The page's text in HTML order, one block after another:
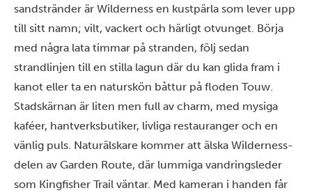
sandstränder är Wilderness en kustpärla som lever upp
till sitt namn; vilt, vackert och härligt otvunget. Börja
med några lata timmar på stranden, följ sedan
strandlinjen till en stilla lagun där du kan glida fram i
kanot eller ta en naturskön båttur på floden Touw.
Stadskärnan är liten men full av charm, med mysiga
kaféer, hantverksbutiker, livliga restauranger och en
vänlig puls. Naturälskare kommer att älska Wilderness-
delen av Garden Route, där lummiga vandringsleder
som Kingfisher Trail väntar. Med kameran i handen får